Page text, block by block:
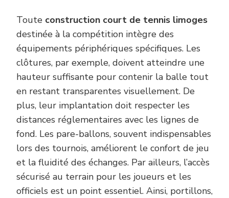
Toute construction court de tennis limoges
destinée à la compétition intègre des
équipements périphériques spécifiques. Les
clôtures, par exemple, doivent atteindre une
hauteur suffisante pour contenir la balle tout
en restant transparentes visuellement. De
plus, leur implantation doit respecter les
distances réglementaires avec les lignes de
fond. Les pare-ballons, souvent indispensables
lors des tournois, améliorent le confort de jeu
et la fluidité des échanges. Par ailleurs, l’accès
sécurisé au terrain pour les joueurs et les
officiels est un point essentiel. Ainsi, portillons,